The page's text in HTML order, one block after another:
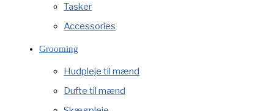
Tasker
Accessories
Grooming
Hudpleje til mænd
Dufte til mænd